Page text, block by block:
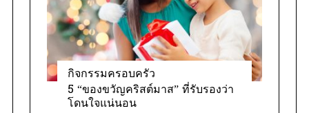
กิจกรรมครอบครัว
5 “ของขวัญคริสต์มาส” ที่รับรองว่า
โดนใจแน่นอน